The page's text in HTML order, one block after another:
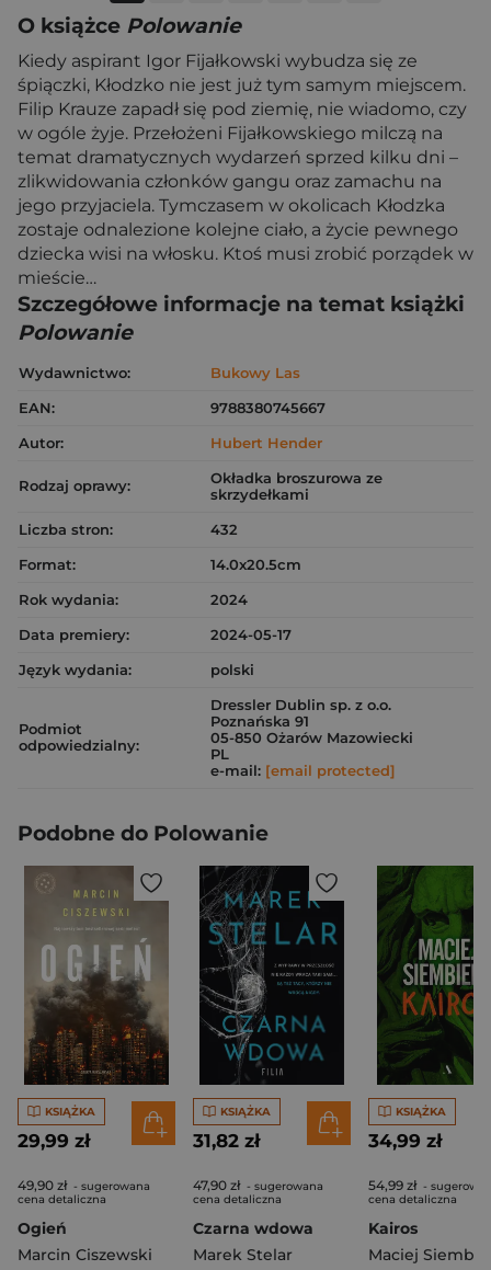
O książce Polowanie
Kiedy aspirant Igor Fijałkowski wybudza się ze
śpiączki, Kłodzko nie jest już tym samym miejscem.
Filip Krauze zapadł się pod ziemię, nie wiadomo, czy
w ogóle żyje. Przełożeni Fijałkowskiego milczą na
temat dramatycznych wydarzeń sprzed kilku dni –
zlikwidowania członków gangu oraz zamachu na
jego przyjaciela. Tymczasem w okolicach Kłodzka
zostaje odnalezione kolejne ciało, a życie pewnego
dziecka wisi na włosku. Ktoś musi zrobić porządek w
mieście…
Szczegółowe informacje na temat książki
Polowanie
Wydawnictwo:
Bukowy Las
EAN:
9788380745667
Autor:
Hubert Hender
Rodzaj oprawy:
Okładka broszurowa ze
skrzydełkami
Liczba stron:
432
Format:
14.0x20.5cm
Rok wydania:
2024
Data premiery:
2024-05-17
Język wydania:
polski
Podmiot
odpowiedzialny:
Dressler Dublin sp. z o.o.
Poznańska 91
05-850 Ożarów Mazowiecki
PL
e-mail: [email protected]
Podobne do Polowanie
KSIĄŻKA
29,99 zł
49,90 zł - sugerowana
cena detaliczna
Ogień
Marcin Ciszewski
KSIĄŻKA
31,82 zł
47,90 zł - sugerowana
cena detaliczna
Czarna wdowa
Marek Stelar
KSIĄŻKA
34,99 zł
54,99 zł -
cena detaliczna
Kairos
Maciej